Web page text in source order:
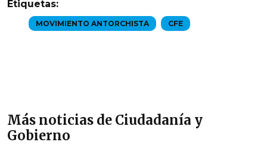
Etiquetas:
MOVIMIENTO ANTORCHISTA CFE
Más noticias de Ciudadanía y
Gobierno